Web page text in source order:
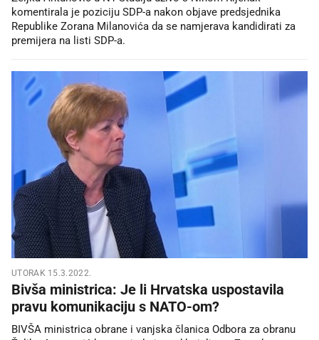
komentirala je poziciju SDP-a nakon objave predsjednika
Republike Zorana Milanovića da se namjerava kandidirati za
premijera na listi SDP-a.
UTORAK 15.3.2022.
Bivša ministrica: Je li Hrvatska uspostavila
pravu komunikaciju s NATO-om?
BIVŠA ministrica obrane i vanjska članica Odbora za obranu